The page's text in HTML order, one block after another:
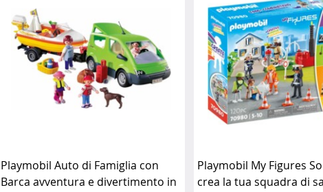
Playmobil Auto di Famiglia con
Barca avventura e divertimento in
Playmobil My Figures
crea la tua squadra di